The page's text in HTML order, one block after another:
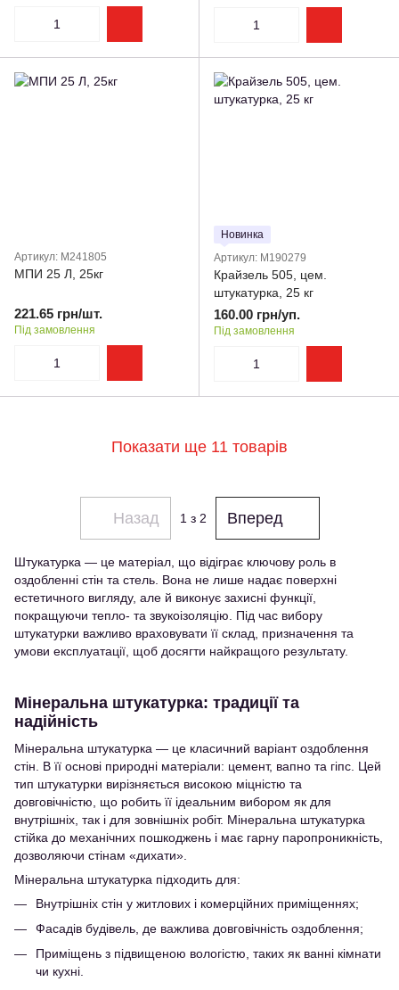
Артикул: M241805
МПИ 25 Л, 25кг
221.65 грн/шт.
Під замовлення
Новинка
Артикул: M190279
Крайзель 505, цем.
штукатурка, 25 кг
160.00 грн/уп.
Під замовлення
Показати ще 11 товарів
Назад 1 з 2 Вперед
Штукатурка — це матеріал, що відіграє ключову роль в
оздобленні стін та стель. Вона не лише надає поверхні
естетичного вигляду, але й виконує захисні функції,
покращуючи тепло- та звукоізоляцію. Під час вибору
штукатурки важливо враховувати її склад, призначення та
умови експлуатації, щоб досягти найкращого результату.
Мінеральна штукатурка: традиції та
надійність
Мінеральна штукатурка — це класичний варіант оздоблення
стін. В її основі природні матеріали: цемент, вапно та гіпс. Цей
тип штукатурки вирізняється високою міцністю та
довговічністю, що робить її ідеальним вибором як для
внутрішніх, так і для зовнішніх робіт. Мінеральна штукатурка
стійка до механічних пошкоджень і має гарну паропроникність,
дозволяючи стінам «дихати».
Мінеральна штукатурка підходить для:
Внутрішніх стін у житлових і комерційних приміщеннях;
Фасадів будівель, де важлива довговічність оздоблення;
Приміщень з підвищеною вологістю, таких як ванні кімнати
чи кухні.